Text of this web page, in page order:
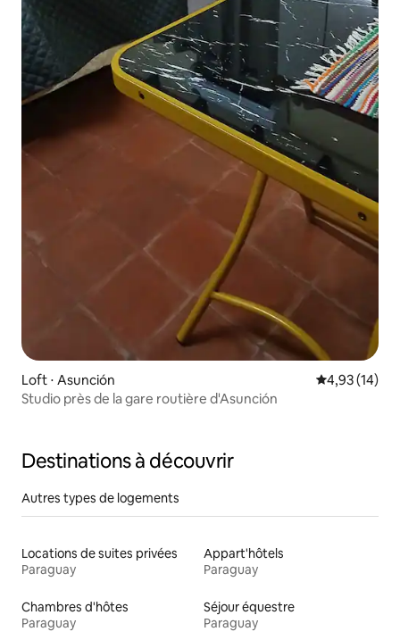
Loft ⋅ Asunción Évaluation
4,93 (14)
Studio près de la gare routière d'Asunción
Destinations à découvrir
Autres types de logements
Locations de suites privées
Paraguay
Appart'hôtels
Paraguay
Chambres d'hôtes
Paraguay
Séjour équestre
Paraguay